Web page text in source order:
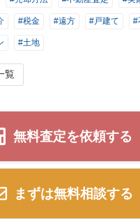
#税金 #遠方 #戸建て #
#土地
覧
無料査定を依頼する
まずは無料相談する